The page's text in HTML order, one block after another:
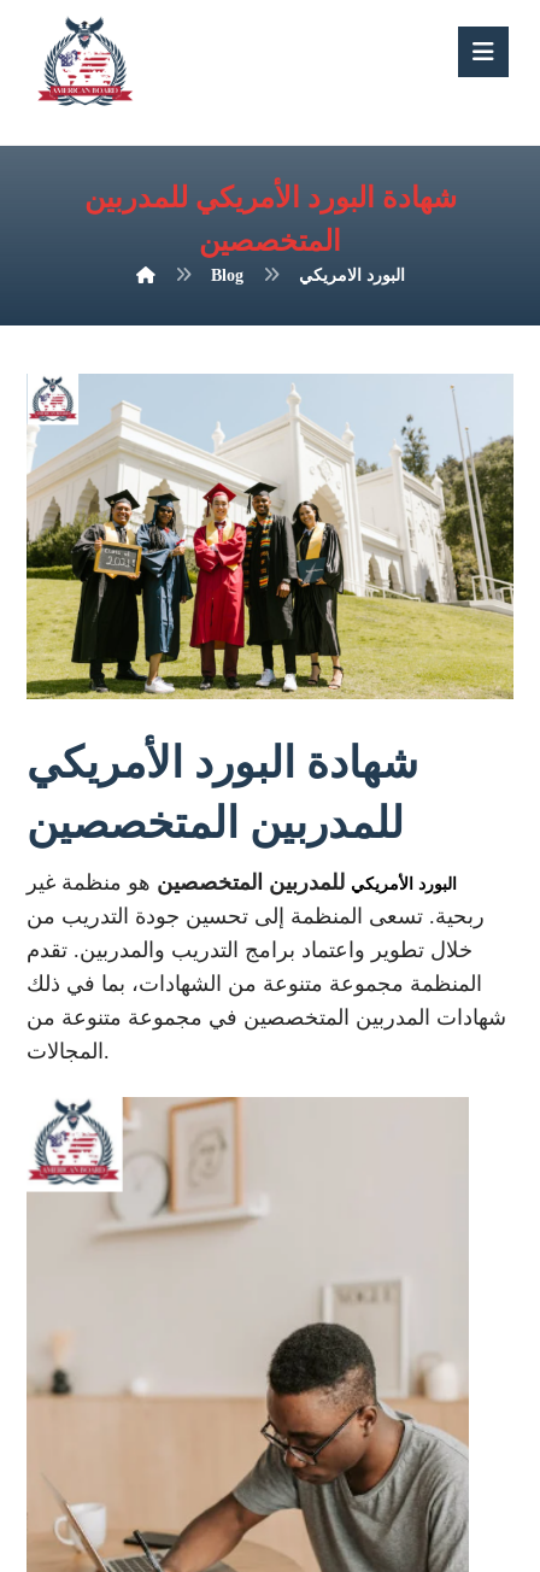
شهادة البورد الأمريكي للمدربين
المتخصصين
Blog البورد الامريكي
شهادة البورد الأمريكي
للمدربين المتخصصين
البورد الأمريكي للمدربين المتخصصين هو منظمة غير
ربحية. تسعى المنظمة إلى تحسين جودة التدريب من
خلال تطوير واعتماد برامج التدريب والمدربين. تقدم
المنظمة مجموعة متنوعة من الشهادات، بما في ذلك
شهادات المدربين المتخصصين في مجموعة متنوعة من
المجالات.